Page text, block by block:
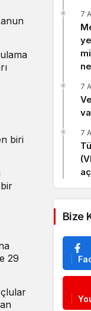
biri
29
7
7
7
Bize